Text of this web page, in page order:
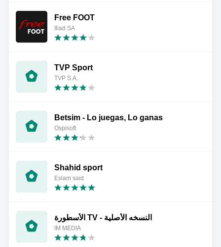
Free FOOT
Iliad SA
TVP Sport
TVP S.A.
Betsim - Lo juegas, Lo ganas
Ospisoft
Shahid sport
Eslam said
الأسطورة TV - النسخه الأصلية
IM MEDIA